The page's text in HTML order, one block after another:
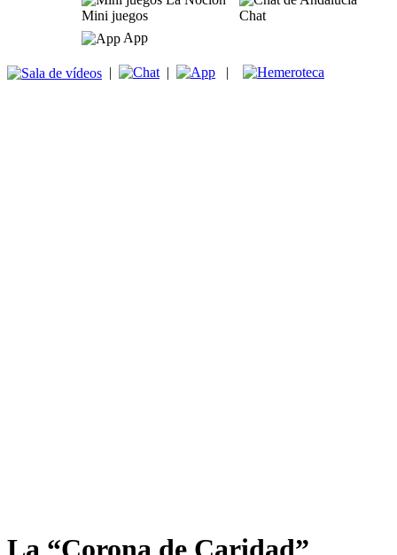
Mini juegos
Chat
App
| | |
La “Corona de Caridad”